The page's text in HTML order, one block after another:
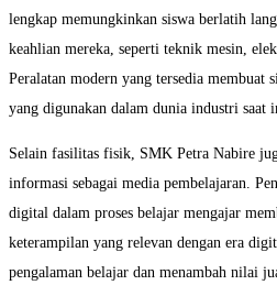
lengkap memungkinkan siswa berlatih
keahlian mereka, seperti teknik mesin,
Peralatan modern yang tersedia membuat
yang digunakan dalam dunia industri saat
Selain fasilitas fisik, SMK Petra Nabire
informasi sebagai media pembelajaran.
digital dalam proses belajar mengajar
keterampilan yang relevan dengan era
pengalaman belajar dan menambah nilai